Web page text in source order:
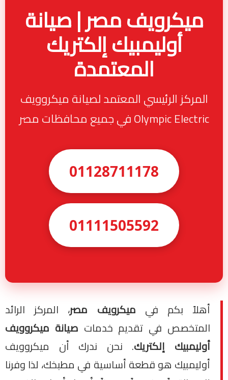
ميكرويف مصر | صيانة
أوليمبيك إلكتريك
المعتمدة
المركز الرئيسي المعتمد لصيانة ميكروويف
Olympic Electric في جميع محافظات مصر
01128711178
01111505592
أهلاً بكم في ميكرويف مصر، المركز الرائد
المتخصص في تقديم خدمات صيانة ميكروويف
أوليمبيك إلكتريك. نحن ندرك أن ميكروويف
أوليمبيك هو قطعة أساسية في مطبخك، لذا وفرنا